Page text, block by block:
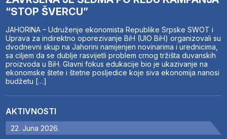
“STOP ŠVERCU”
JAHORINA – Udruženje ekonomista Republike Srpske SWOT i
Uprava za indirektno oporezivanje BiH (UIO BiH) organizovali su
dvodnevni skup na Jahorini namijenjen novinarima i urednicima,
sa ciljem da se dublje rasvijetli problem crnog tržišta duvanskih
proizvoda u BiH. Glavni fokus edukacije bio je ukazivanje na
ekonomske štete i štetne posljedice koje siva ekonomija nanosi
budžetu […]
AKTIVNOSTI
22. Juna 2026.